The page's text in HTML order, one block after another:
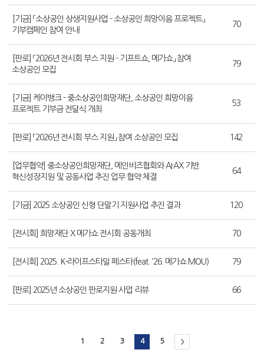
[기금] 「소상공인 상생지원사업 - 소상공인 희망이음 프로젝트」
기부캠페인 참여 안내
70
[판로] 「2026년 전시회 부스 지원 - 기프트쇼, 메가쇼」 참여
소상공인 모집
79
[기금] 케이뱅크 - 중소상공인희망재단, 소상공인 희망이음
프로젝트 기부금 전달식 개최
53
[판로] 「2026년 전시회 부스 지원」 참여 소상공인 모집 142
[업무협약] 중소상공인희망재단, 메인비즈협회와 AI·AX 기반
혁신성장지원 및 공동사업 추진 업무 협약 체결
64
[기금] 2025 소상공인 신형 단말기 지원사업 추진 결과 120
[전시회] 희망재단 X 메가쇼 전시회 공동개최 70
[전시회] 2025. K-라이프스타일 페스타(feat. '26. 메가쇼 MOU) 79
[판로] 2025년 소상공인 판로지원 사업 리뷰 66
1 2 3 4 5 >